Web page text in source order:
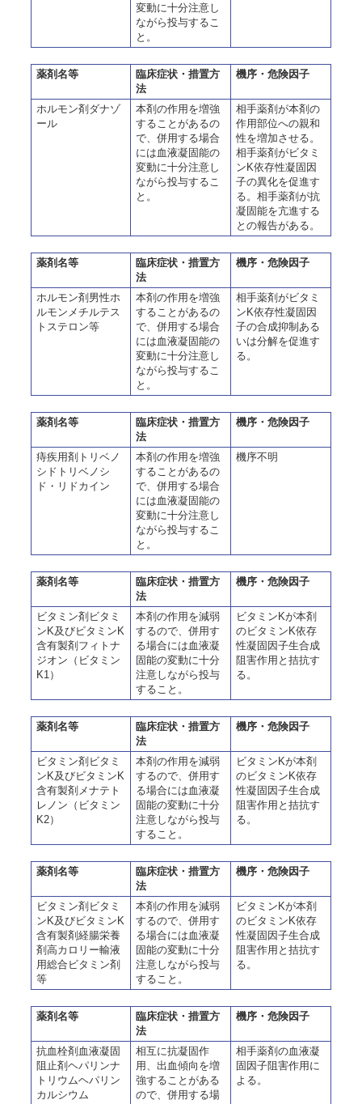
変動に十分注意し
ながら投与するこ
と。
薬剤名等
臨床症状・措置方
法
機序・危険因子
ホルモン剤ダナゾ
ール
本剤の作用を増強
することがあるの
で、併用する場合
には血液凝固能の
変動に十分注意し
ながら投与するこ
と。
相手薬剤が本剤の
作用部位への親和
性を増加させる。
相手薬剤がビタミ
ンK依存性凝固因
子の異化を促進す
る。相手薬剤が抗
凝固能を亢進する
との報告がある。
薬剤名等
臨床症状・措置方
法
機序・危険因子
ホルモン剤男性ホ
ルモンメチルテス
トステロン等
本剤の作用を増強
することがあるの
で、併用する場合
には血液凝固能の
変動に十分注意し
ながら投与するこ
と。
相手薬剤がビタミ
ンK依存性凝固因
子の合成抑制ある
いは分解を促進す
る。
薬剤名等
臨床症状・措置方
法
機序・危険因子
痔疾用剤トリベノ
シドトリベノシ
ド・リドカイン
本剤の作用を増強
することがあるの
で、併用する場合
には血液凝固能の
変動に十分注意し
ながら投与するこ
と。
機序不明
薬剤名等
臨床症状・措置方
法
機序・危険因子
ビタミン剤ビタミ
ンK及びビタミンK
含有製剤フィトナ
ジオン（ビタミン
K1）
本剤の作用を減弱
するので、併用す
る場合には血液凝
固能の変動に十分
注意しながら投与
すること。
ビタミンKが本剤
のビタミンK依存
性凝固因子生合成
阻害作用と拮抗す
る。
薬剤名等
臨床症状・措置方
法
機序・危険因子
ビタミン剤ビタミ
ンK及びビタミンK
含有製剤メナテト
レノン（ビタミン
K2）
本剤の作用を減弱
するので、併用す
る場合には血液凝
固能の変動に十分
注意しながら投与
すること。
ビタミンKが本剤
のビタミンK依存
性凝固因子生合成
阻害作用と拮抗す
る。
薬剤名等
臨床症状・措置方
法
機序・危険因子
ビタミン剤ビタミ
ンK及びビタミンK
含有製剤経腸栄養
剤高カロリー輸液
用総合ビタミン剤
等
本剤の作用を減弱
するので、併用す
る場合には血液凝
固能の変動に十分
注意しながら投与
すること。
ビタミンKが本剤
のビタミンK依存
性凝固因子生合成
阻害作用と拮抗す
る。
薬剤名等
臨床症状・措置方
法
機序・危険因子
抗血栓剤血液凝固
阻止剤ヘパリンナ
トリウムヘパリン
カルシウム
相互に抗凝固作
用、出血傾向を増
強することがある
ので、併用する場
相手薬剤の血液凝
固因子阻害作用に
よる。